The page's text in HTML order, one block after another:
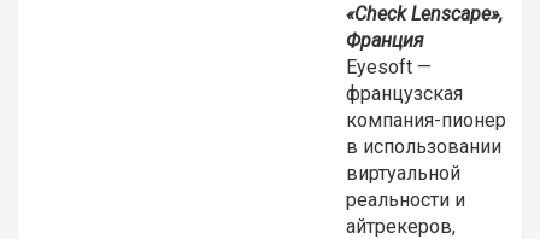
«CheckLenscape»,
Франция
Eyesoft —
французская
компания-пионер
в использовании
виртуальной
реальности и
айтрекеров,